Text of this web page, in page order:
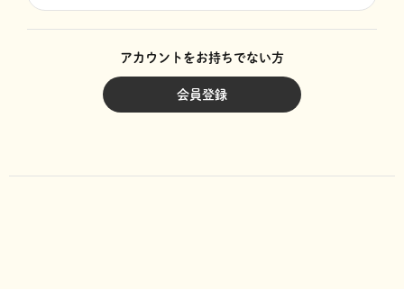
アカウントをお持ちでない方
会員登録